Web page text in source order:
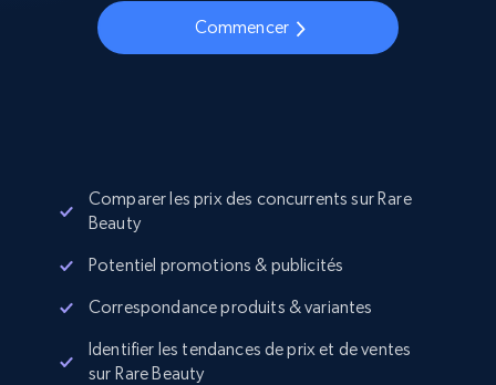
Commencer
Comparer les prix des concurrents sur Rare
Beauty
Potentiel promotions & publicités
Correspondance produits & variantes
Identifier les tendances de prix et de ventes
sur Rare Beauty